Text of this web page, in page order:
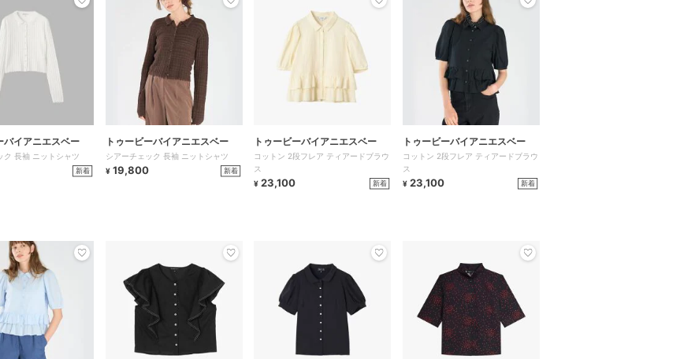
バイアニエスベー
ク 長袖 ニットシャツ
新着
トゥービーバイアニエスベー
シアーチェック 長袖 ニットシャツ
¥ 19,800 新着
トゥービーバイアニエスベー
コットン 2段フレア ティアードブラウ
ス
¥ 23,100 新着
トゥービーバイアニエスベー
コットン 2段フレア ティアードブラウ
ス
¥ 23,100 新着